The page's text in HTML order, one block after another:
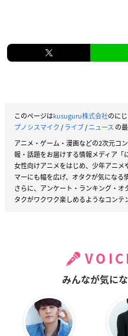
このページはkusuguru株式会社のに
プノシスマイク/ライブ/ニュース の
アニメ・ゲーム・漫画などの2次元コ
報・話題をお届けする情報メディア「
女性向けアニメをはじめ、少年アニ
マーにも幅を広げ、オタクが気になる
さらに、アンケート・ランキング・
タクがワクワク楽しめるようなコンテ
みんなが気に